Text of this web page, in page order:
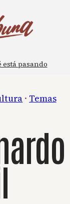
está pasando
· Temas